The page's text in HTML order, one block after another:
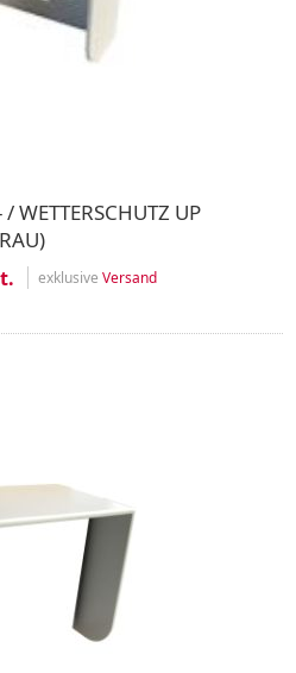
WETTERSCHUTZ UP
exklusive Versand